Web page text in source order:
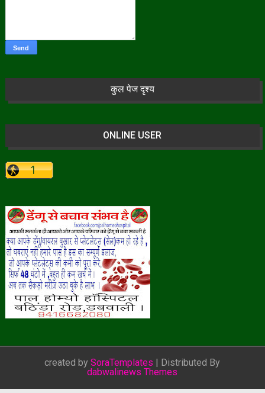
कुल पेज दृश्य
ONLINE USER
created bySoraTemplates | Distributed By
dabwalinews Themes